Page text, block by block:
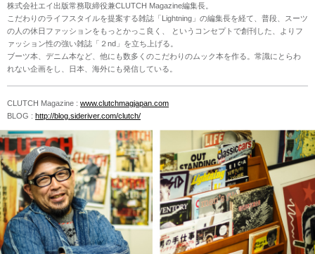
株式会社エイ出版常務取締役兼CLUTCH Magazine編集長。
こだわりのライフスタイルを提案する雑誌「Lightning」の編集長を経て、普段、スーツ
の人の休日ファッションをもっとかっこ良く、 というコンセプトで創刊した、よりフ
ァッション性の強い雑誌「２nd」を立ち上げる。
ブーツ本、デニム本など、他にも数多くのこだわりのムック本を作る。常識にとらわ
れない企画をし、日本、海外にも発信している。
CLUTCH Magazine : www.clutchmagjapan.com
BLOG : http://blog.sideriver.com/clutch/